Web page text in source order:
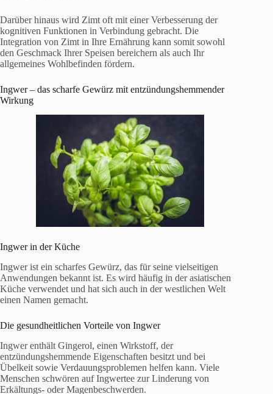
Darüber hinaus wird Zimt oft mit einer Verbesserung der
kognitiven Funktionen in Verbindung gebracht. Die
Integration von Zimt in Ihre Ernährung kann somit sowohl
den Geschmack Ihrer Speisen bereichern als auch Ihr
allgemeines Wohlbefinden fördern.
Ingwer – das scharfe Gewürz mit entzündungshemmender
Wirkung
Ingwer in der Küche
Ingwer ist ein scharfes Gewürz, das für seine vielseitigen
Anwendungen bekannt ist. Es wird häufig in der asiatischen
Küche verwendet und hat sich auch in der westlichen Welt
einen Namen gemacht.
Die gesundheitlichen Vorteile von Ingwer
Ingwer enthält Gingerol, einen Wirkstoff, der
entzündungshemmende Eigenschaften besitzt und bei
Übelkeit sowie Verdauungsproblemen helfen kann. Viele
Menschen schwören auf Ingwertee zur Linderung von
Erkältungs- oder Magenbeschwerden.